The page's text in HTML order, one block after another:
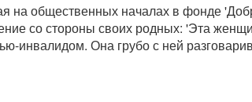
на общественных началах в фонде
со стороны своих родных: 'Эта
инвалидом. Она грубо с ней